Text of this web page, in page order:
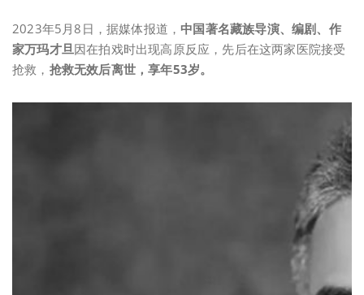
2023年5月8日，据媒体报道，中国著名藏族导演、编剧、作
家万玛才旦因在拍戏时出现高原反应，先后在这两家医院接受
抢救， 抢救无效后离世，享年53岁。